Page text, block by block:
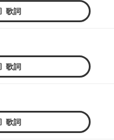
歌詞
歌詞
歌詞